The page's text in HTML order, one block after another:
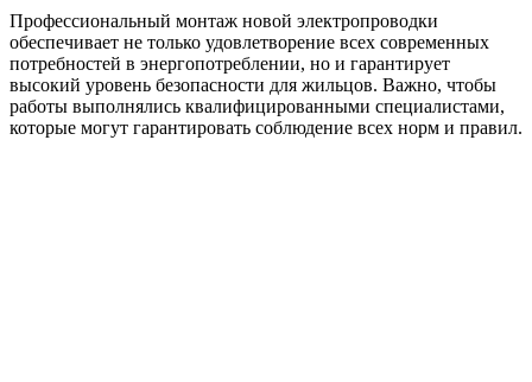
Профессиональный монтаж новой электропроводки
обеспечивает не только удовлетворение всех современных
потребностей в энергопотреблении, но и гарантирует
высокий уровень безопасности для жильцов. Важно, чтобы
работы выполнялись квалифицированными специалистами,
которые могут гарантировать соблюдение всех норм и правил.